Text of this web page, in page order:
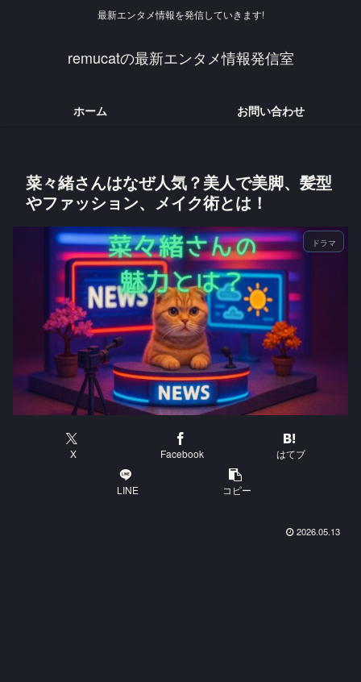
最新エンタメ情報を発信していきます!
remucatの最新エンタメ情報発信室
ホーム お問い合わせ
菜々緒さんはなぜ人気？美人で美脚、髪型
やファッション、メイク術とは！
ドラマ
X Facebook はてブ
LINE コピー
2026.05.13